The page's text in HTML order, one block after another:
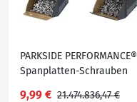
PARKSIDE PERFORMANCE®
Spanplatten-Schrauben
9,99 € 21.474.836,47 €